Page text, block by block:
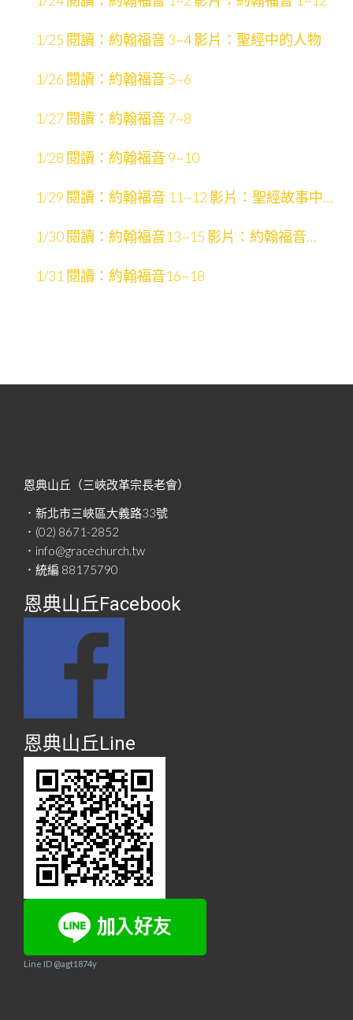
1/25 閱讀：約翰福音 3~4 影片：聖經中的人物
1/26 閱讀：約翰福音 5~6
1/27 閱讀：約翰福音 7~8
1/28 閱讀：約翰福音 9~10
1/29 閱讀：約翰福音 11~12 影片：聖經故事中的
1/30 閱讀：約翰福音13~15 影片：約翰福音
1/31 閱讀：約翰福音16~18
恩典山丘（三峽改革宗長老會）
．新北市三峽區大義路33號
．(02) 8671-2852
．info@gracechurch.tw
．統編 88175790
恩典山丘Facebook
恩典山丘Line
Line ID @agt1874y